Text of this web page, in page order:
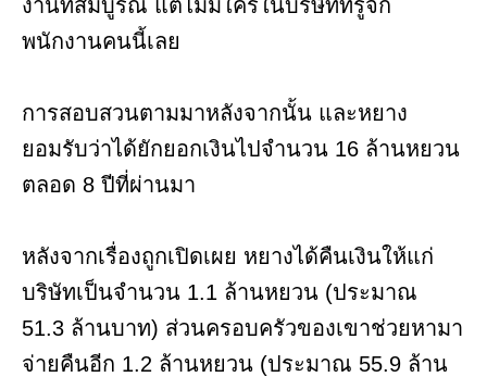
งานที่สมบูรณ์ แต่ไม่มีใครในบริษัทที่รู้จัก
พนักงานคนนี้เลย
การสอบสวนตามมาหลังจากนั้น และหยาง
ยอมรับว่าได้ยักยอกเงินไปจำนวน 16 ล้านหยวน
ตลอด 8 ปีที่ผ่านมา
หลังจากเรื่องถูกเปิดเผย หยางได้คืนเงินให้แก่
บริษัทเป็นจำนวน 1.1 ล้านหยวน (ประมาณ
51.3 ล้านบาท) ส่วนครอบครัวของเขาช่วยหามา
จ่ายคืนอีก 1.2 ล้านหยวน (ประมาณ 55.9 ล้าน